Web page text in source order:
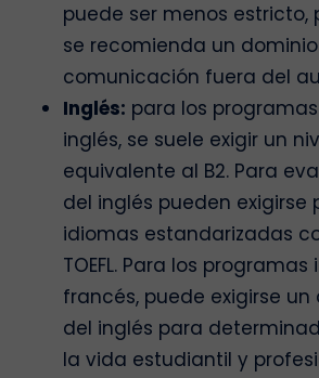
puede ser menos estricto,
se recomienda un
comunicación fuera del
Inglés: para los
inglés, se suele exigir un
equivalente al B2. Para
del inglés pueden exigirse
idiomas estandarizadas
TOEFL. Para los
francés, puede exigirse
del inglés para
la vida estudiantil y